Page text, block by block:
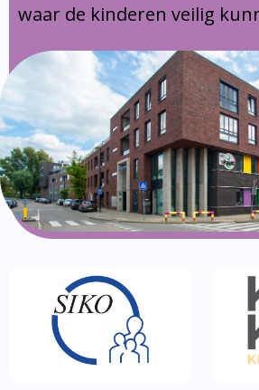
waar de kinderen veilig